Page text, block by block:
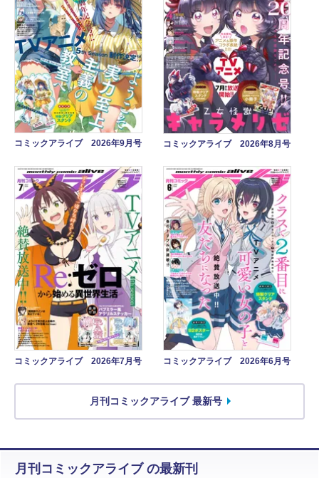
コミックアライブ 2026年9月号 コミックアライブ 2026年8月号
コミックアライブ 2026年7月号 コミックアライブ 2026年6月号
月刊コミックアライブ 最新号
月刊コミックアライブ の最新刊